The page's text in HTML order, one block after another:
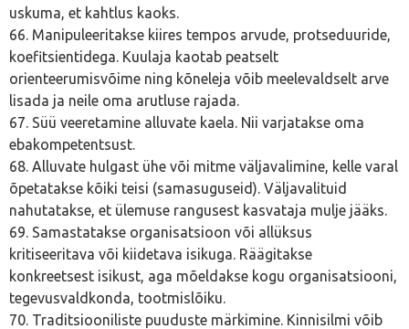
uskuma, et kahtlus kaoks.
66. Manipuleeritakse kiires tempos arvude, protseduuride,
koefitsientidega. Kuulaja kaotab peatselt
orienteerumisvõime ning kõneleja võib meelevaldselt arve
lisada ja neile oma arutluse rajada.
67. Süü veeretamine alluvate kaela. Nii varjatakse oma
ebakompetentsust.
68. Alluvate hulgast ühe või mitme väljavalimine, kelle varal
õpetatakse kõiki teisi (samasuguseid). Väljavalituid
nahutatakse, et ülemuse rangusest kasvataja mulje jääks.
69. Samastatakse organisatsioon või allüksus
kritiseeritava või kiidetava isikuga. Räägitakse
konkreetsest isikust, aga mõeldakse kogu organisatsiooni,
tegevusvaldkonda, tootmislõiku.
70. Traditsiooniliste puuduste märkimine. Kinnisilmi võib